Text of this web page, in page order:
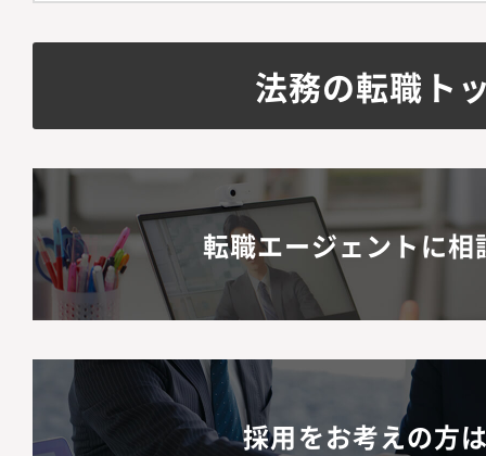
法務の転職ト
転職エージェントに相
採用をお考えの方